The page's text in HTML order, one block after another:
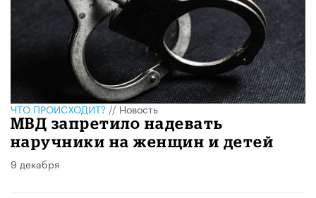
ЧТО ПРОИСХОДИТ?//Новость
МВД запретило надевать
наручники на женщин и детей
9 декабря